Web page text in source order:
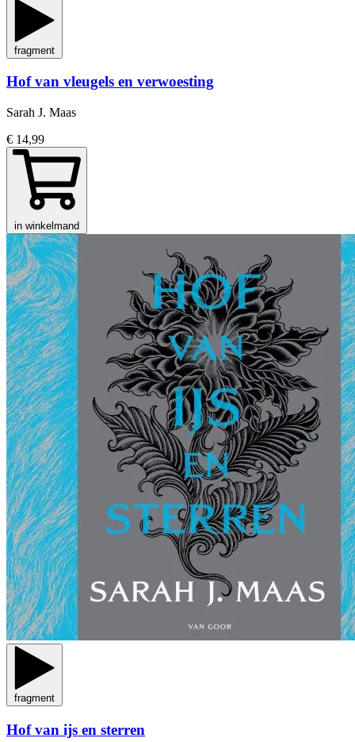
fragment
Hof van vleugels en verwoesting
Sarah J. Maas
€ 14,99
in winkelmand
fragment
Hof van ijs en sterren